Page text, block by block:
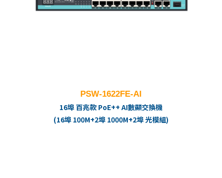
PSW-1622FE-AI
16埠 百兆款 PoE++ AI數顯交換機
(16埠 100M+2埠 1000M+2埠 光模組)